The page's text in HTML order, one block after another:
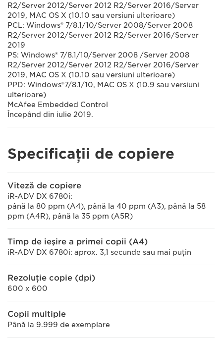
R2/Server 2012/Server 2012 R2/Server 2016/Server
2019, MAC OS X (10.10 sau versiuni ulterioare)
PCL: Windows® 7/8.1/10/Server 2008/Server 2008
R2/Server 2012/Server 2012 R2/Server 2016/Server
2019
PS: Windows® 7/8.1/10/Server 2008 /Server 2008
R2/Server 2012/Server 2012 R2/Server 2016/Server
2019, MAC OS X (10.10 sau versiuni ulterioare)
PPD: Windows®7/8.1/10, MAC OS X (10.9 sau versiuni
ulterioare)
McAfee Embedded Control
Începând din iulie 2019.
Specificaţii de copiere
Viteză de copiere
iR-ADV DX 6780i:
până la 80 ppm (A4), până la 40 ppm (A3), până la 58
ppm (A4R), până la 35 ppm (A5R)
Timp de ieşire a primei copii (A4)
iR-ADV DX 6780i: aprox. 3,1 secunde sau mai puţin
Rezoluţie copie (dpi)
600 x 600
Copii multiple
Până la 9.999 de exemplare